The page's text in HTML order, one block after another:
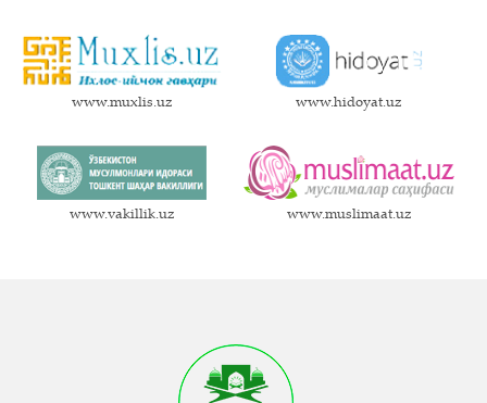
www.muxlis.uz www.hidoyat.uz
www.vakillik.uz www.muslimaat.uz